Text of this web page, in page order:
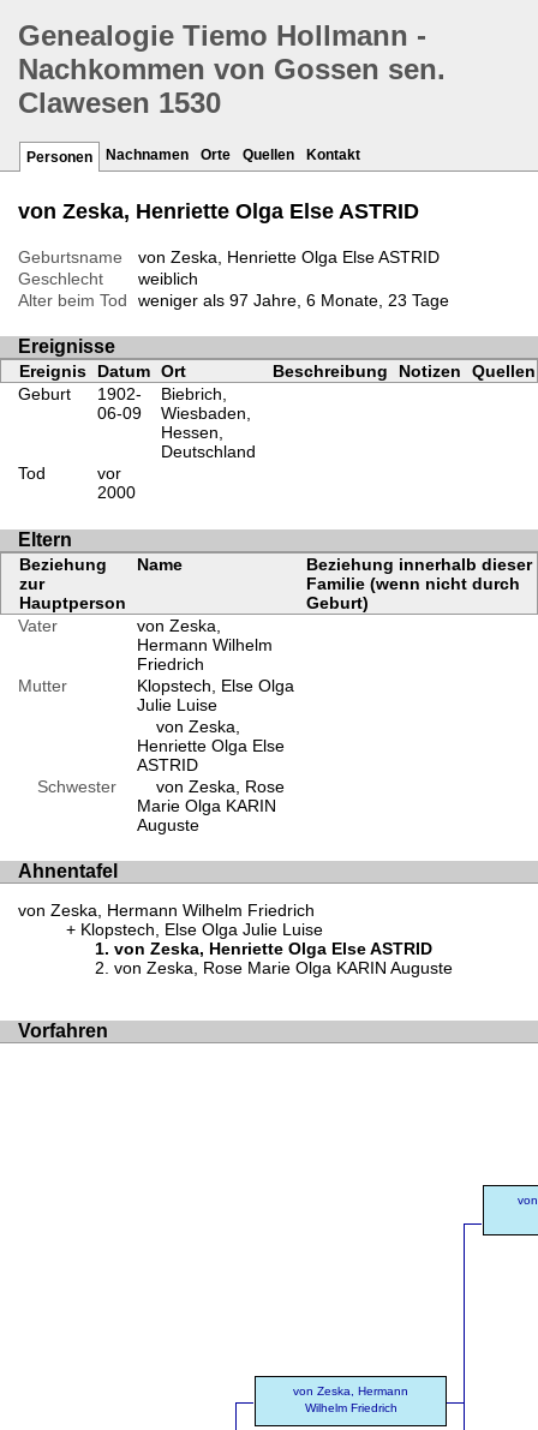
Genealogie Tiemo Hollmann -
Nachkommen von Gossen sen.
Clawesen 1530
Personen Nachnamen Orte Quellen Kontakt
von Zeska, Henriette Olga Else ASTRID
Geburtsname
von Zeska, Henriette Olga Else ASTRID
Geschlecht
weiblich
Alter beim Tod
weniger als 97 Jahre, 6 Monate, 23 Tage
Ereignisse
Ereignis Datum Ort Beschreibung Notizen
Quellen
Geburt
1902-
06-09
Biebrich,
Wiesbaden,
Hessen,
Deutschland
Tod
vor
2000
Eltern
Beziehung
zur
Hauptperson
Name
Beziehung innerhalb dieser
Familie (wenn nicht durch
Geburt)
Vater
von Zeska,
Hermann Wilhelm
Friedrich
Mutter
Klopstech, Else Olga
Julie Luise
von Zeska,
Henriette Olga Else
ASTRID
Schwester
von Zeska, Rose
Marie Olga KARIN
Auguste
Ahnentafel
von Zeska, Hermann Wilhelm Friedrich
Klopstech, Else Olga Julie Luise
von Zeska, Henriette Olga Else ASTRID
von Zeska, Rose Marie Olga KARIN Auguste
Vorfahren
von Zeska, Hermann
Wilhelm Friedrich